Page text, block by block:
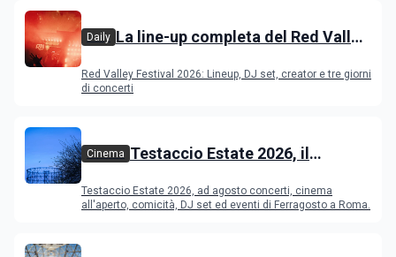
Daily La line-up completa del Red Valley
Red Valley Festival 2026: Lineup, DJ set, creator e tre giorni
di concerti
Cinema Testaccio Estate 2026, il
Ferragosto
Testaccio Estate 2026, ad agosto concerti, cinema
all'aperto, comicità, DJ set ed eventi di Ferragosto a Roma.